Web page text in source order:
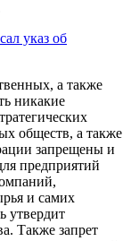
указ об
а также
никакие
обществ, а также
запрещены и
предприятий
и самих
утвердит
Также запрет